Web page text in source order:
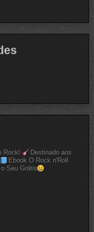
Rock!
Destinado aos
Ebook O Rock n'Roll
Seu Grátis